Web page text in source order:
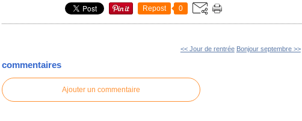
Repost 0
<< Jour de rentrée Bonjour septembre >>
commentaires
Ajouter un commentaire